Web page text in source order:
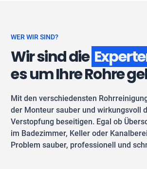
WER WIR SIND?
Wir sind die
es um Ihre Rohre
Mit den verschiedensten
der Monteur sauber und wirkungsvoll
Verstopfung beseitigen. Egal ob
im Badezimmer, Keller oder
Problem sauber, professionell und